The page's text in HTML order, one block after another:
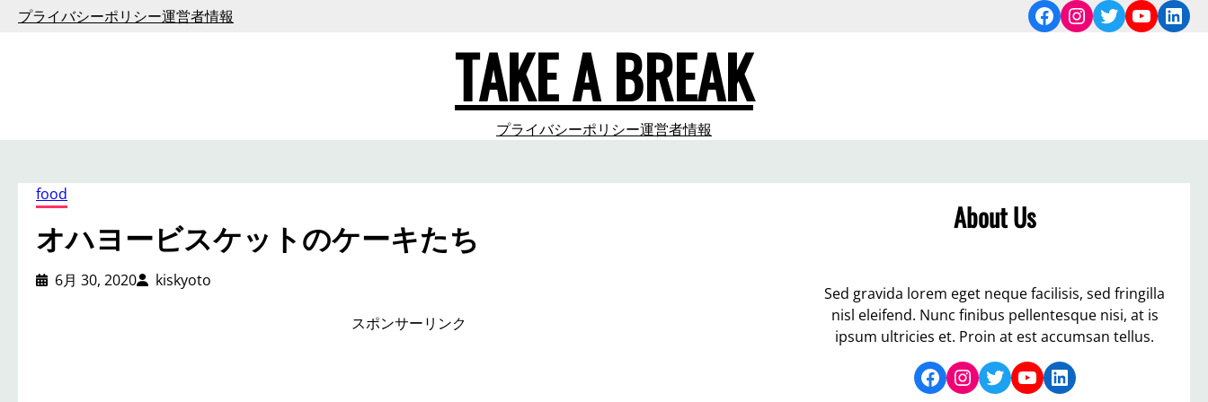
プ
プライバシーポリシー運営者情報 Facebook
Instagram
Twitter
TAKE A BREAK
プライバシーポリシー運営者情報
food
オハヨービスケットのケーキたち
6月 30, 2020 kiskyoto
スポンサーリンク
About Us
Sed gravida lorem eget neque facilisis, sed fringilla
nisl eleifend. Nunc finibus pellentesque nisi, at is
ipsum ultricies et. Proin at est accumsan tellus.
Facebook Instagram Twitter YouTube LinkedIn